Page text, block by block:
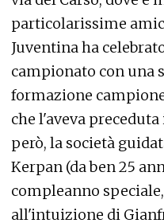
particolarissime
Juventina ha
campionato con una
formazione
che l'aveva
però, la società
Kerpan (da ben 25
compleanno
all'intuizione di